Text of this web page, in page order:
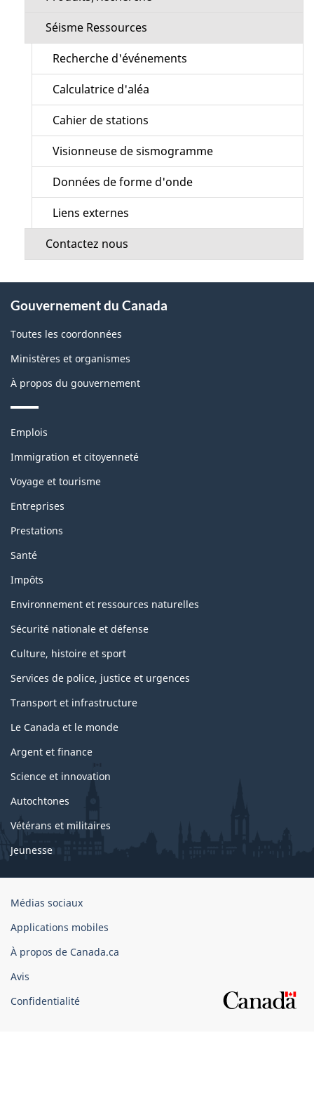
Séisme Ressources
Recherche d'événements
Calculatrice d'aléa
Cahier de stations
Visionneuse de sismogramme
Données de forme d'onde
Liens externes
Contactez nous
propos
de
ce
Gouvernement du Canada
Toutes les coordonnées
Ministères et organismes
À propos du gouvernement
Thèmes
sujets
Emplois
Immigration et citoyenneté
Voyage et tourisme
Entreprises
Prestations
Santé
Impôts
Environnement et ressources naturelles
Sécurité nationale et défense
Culture, histoire et sport
Services de police, justice et urgences
Transport et infrastructure
Le Canada et le monde
Argent et finance
Science et innovation
Autochtones
Vétérans et militaires
Jeunesse
Organisation
gouvernement
du
Canada
Médias sociaux
Applications mobiles
À propos de Canada.ca
Avis
Confidentialité